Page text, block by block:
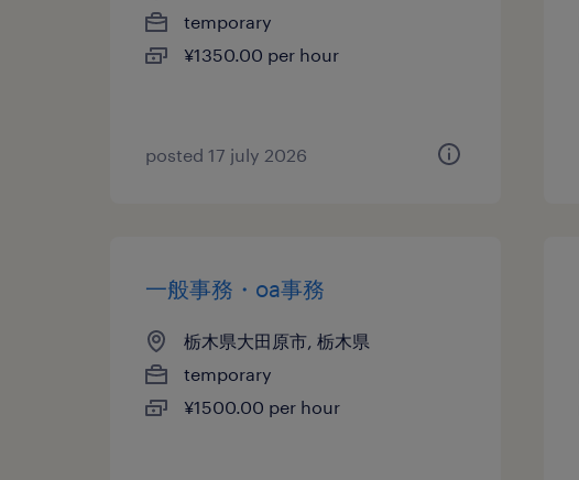
temporary
¥1350.00 per hour
posted 17 july 2026
一般事務・oa事務
栃木県大田原市, 栃木県
temporary
¥1500.00 per hour